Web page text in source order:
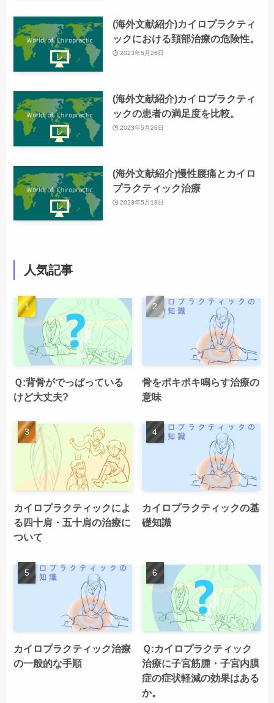
(海外文献紹介)カイロプラクティ
ックにおける頚部治療の危険性。
2023年5月26日
(海外文献紹介)カイロプラクティ
ックの患者の満足度を比較。
2023年5月26日
(海外文献紹介)慢性腰痛とカイロ
プラクティック治療
2023年5月18日
人気記事
Ｑ:背骨がでっぱっている
けど大丈夫?
骨をポキポキ鳴らす治療の
意味
カイロプラクティックによ
る四十肩・五十肩の治療に
ついて
カイロプラクティックの基
礎知識
カイロプラクティック治療
の一般的な手順
Ｑ:カイロプラクティック
治療に子宮筋腫・子宮内膜
症の症状軽減の効果はある
か。